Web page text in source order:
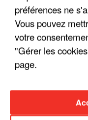
préférences ne
Vous pouvez
votre
"Gérer les
page.